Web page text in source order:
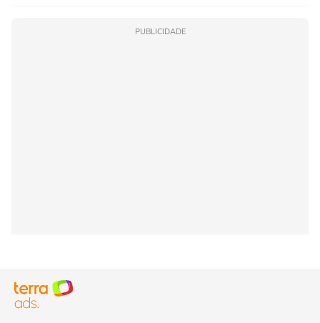
PUBLICIDADE